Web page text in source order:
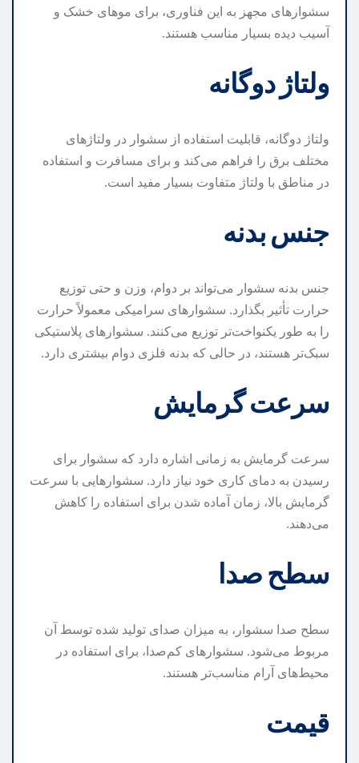
سشوارهای مجهز به این فناوری، برای موهای خشک و
آسیب دیده بسیار مناسب هستند.
ولتاژ دوگانه
ولتاژ دوگانه، قابلیت استفاده از سشوار در ولتاژهای
مختلف برق را فراهم می‌کند و برای مسافرت و استفاده
در مناطق با ولتاژ متفاوت بسیار مفید است.
جنس بدنه
جنس بدنه سشوار می‌تواند بر دوام، وزن و حتی توزیع
حرارت تأثیر بگذارد. سشوارهای سرامیکی معمولاً حرارت
را به طور یکنواخت‌تر توزیع می‌کنند. سشوارهای پلاستیکی
سبک‌تر هستند، در حالی که بدنه فلزی دوام بیشتری دارد.
سرعت گرمایش
سرعت گرمایش به زمانی اشاره دارد که سشوار برای
رسیدن به دمای کاری خود نیاز دارد. سشوارهایی با سرعت
گرمایش بالا، زمان آماده شدن برای استفاده را کاهش
می‌دهند.
سطح صدا
سطح صدا سشوار، به میزان صدای تولید شده توسط آن
مربوط می‌شود. سشوارهای کم‌صدا، برای استفاده در
محیط‌های آرام مناسب‌تر هستند.
قیمت